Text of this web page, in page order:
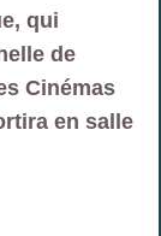
qui
de
Cinémas
en salle